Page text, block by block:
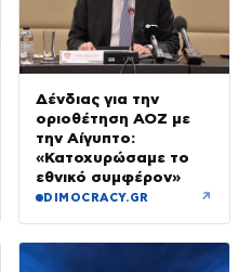
Δένδιας για την
οριοθέτηση ΑΟΖ με
την Αίγυπτο:
«Κατοχυρώσαμε το
εθνικό συμφέρον»
DIMOCRACY.GR ↗